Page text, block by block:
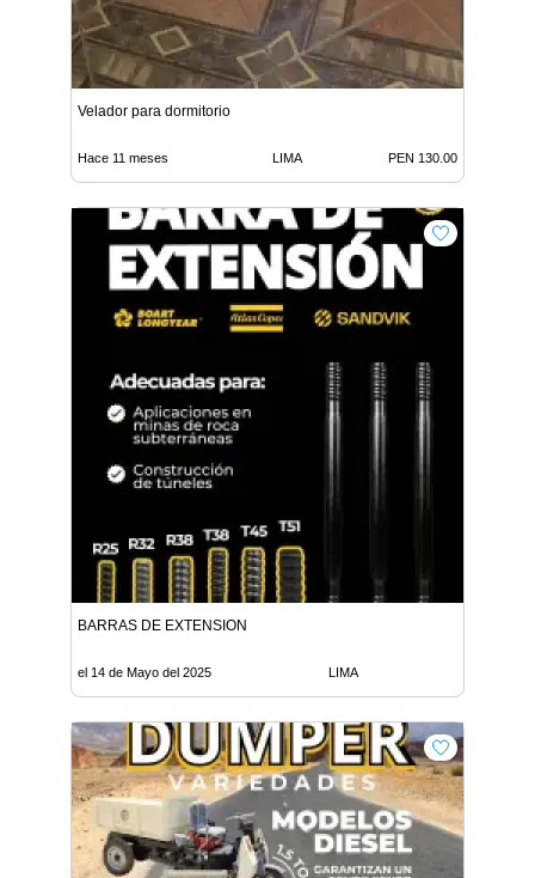
Velador para dormitorio
Hace 11 meses LIMA PEN 130.00
BARRAS DE EXTENSION
el 14 de Mayo del 2025 LIMA